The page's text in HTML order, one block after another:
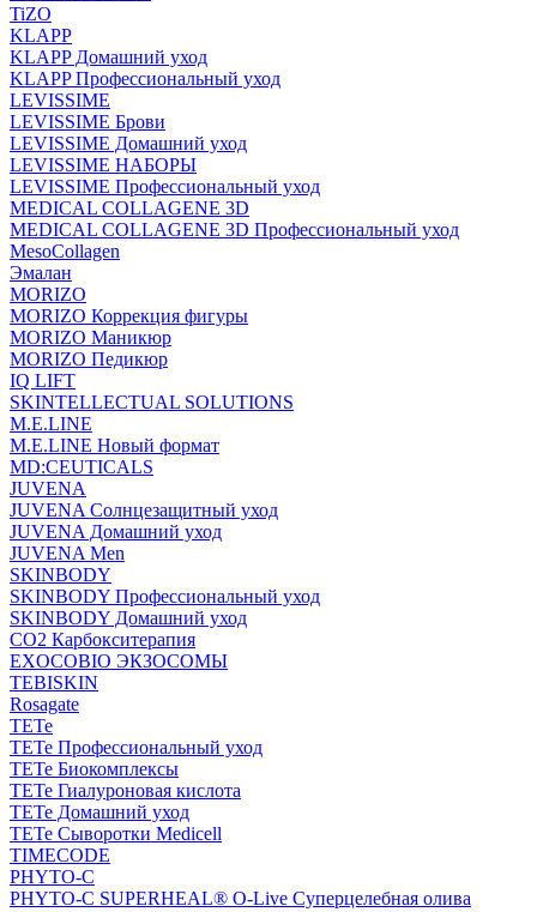
TiZO
KLAPP
KLAPP Домашний уход
KLAPP Профессиональный уход
LEVISSIME
LEVISSIME Брови
LEVISSIME Домашний уход
LEVISSIME НАБОРЫ
LEVISSIME Профессиональный уход
MEDICAL COLLAGENE 3D
MEDICAL COLLAGENE 3D Профессиональный уход
MesoCollagen
Эмалан
MORIZO
MORIZO Коррекция фигуры
MORIZO Маникюр
MORIZO Педикюр
IQ LIFT
SKINTELLECTUAL SOLUTIONS
M.E.LINE
M.E.LINE Новый формат
MD:CEUTICALS
JUVENA
JUVENA Солнцезащитный уход
JUVENA Домашний уход
JUVENA Men
SKINBODY
SKINBODY Профессиональный уход
SKINBODY Домашний уход
CO2 Карбокситерапия
EXOCOBIO ЭКЗОСОМЫ
TEBISKIN
Rosagate
TETe
TETe Профессиональный уход
TETe Биокомплексы
TETe Гиалуроновая кислота
TETe Домашний уход
TETe Сыворотки Medicell
TIMECODE
PHYTO-C
PHYTO-C SUPERHEAL® O-Live Суперцелебная олива